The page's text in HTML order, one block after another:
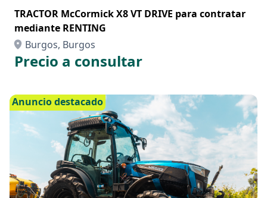
TRACTOR McCormick X8 VT DRIVE para contratar
mediante RENTING
Burgos, Burgos
Precio a consultar
Anuncio destacado